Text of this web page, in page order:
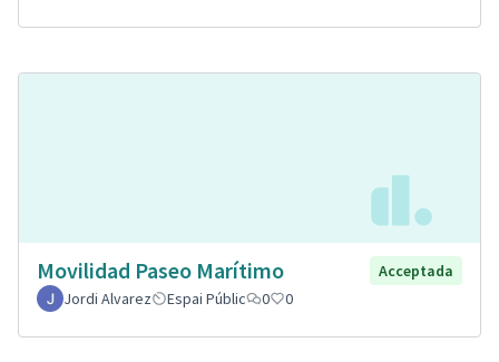
Movilidad Paseo Marítimo
Acceptada
Jordi Alvarez
Espai Públic 0 0